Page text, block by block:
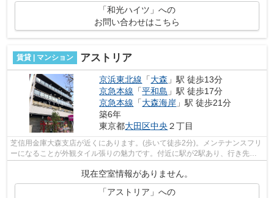
「和光ハイツ」への
お問い合わせはこちら
賃貸 | マンション アストリア
京浜東北線 「大森 」駅 徒歩13分
京急本線 「平和島 」駅 徒歩17分
京急本線 「大森海岸 」駅 徒歩21分
築6年
東京都大田区中央 ２丁目
芝信用金庫大森支店が近くにあります。(歩いて徒歩2分)。メンテナンスフリ
ーになることが外観タイル張りの魅力です。付近に駅が2駅あり、行き先に
応じて使い分けができます。駅近くに...
現在空室情報がありません。
「アストリア」への